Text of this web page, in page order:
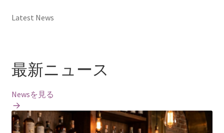
Latest News
最新ニュース
Newsを見る